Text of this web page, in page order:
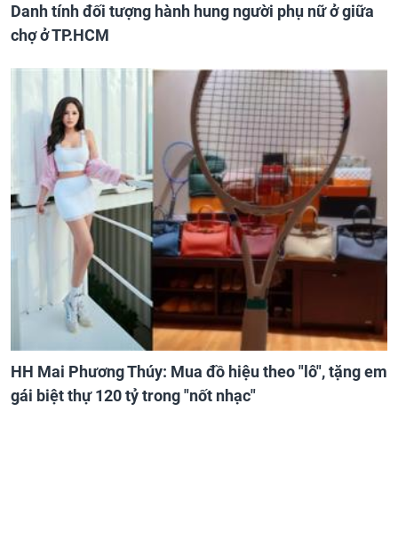
Danh tính đối tượng hành hung người phụ nữ ở giữa
chợ ở TP.HCM
HH Mai Phương Thúy: Mua đồ hiệu theo "lô", tặng em
gái biệt thự 120 tỷ trong "nốt nhạc"